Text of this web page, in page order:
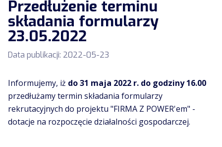
Przedłużenie terminu
składania formularzy
23.05.2022
Data publikacji: 2022-05-23
Informujemy, iż do 31 maja 2022 r. do godziny 16.00
przedłużamy termin składania formularzy
rekrutacyjnych do projektu "FIRMA Z POWER'em" -
dotacje na rozpoczęcie działalności gospodarczej.